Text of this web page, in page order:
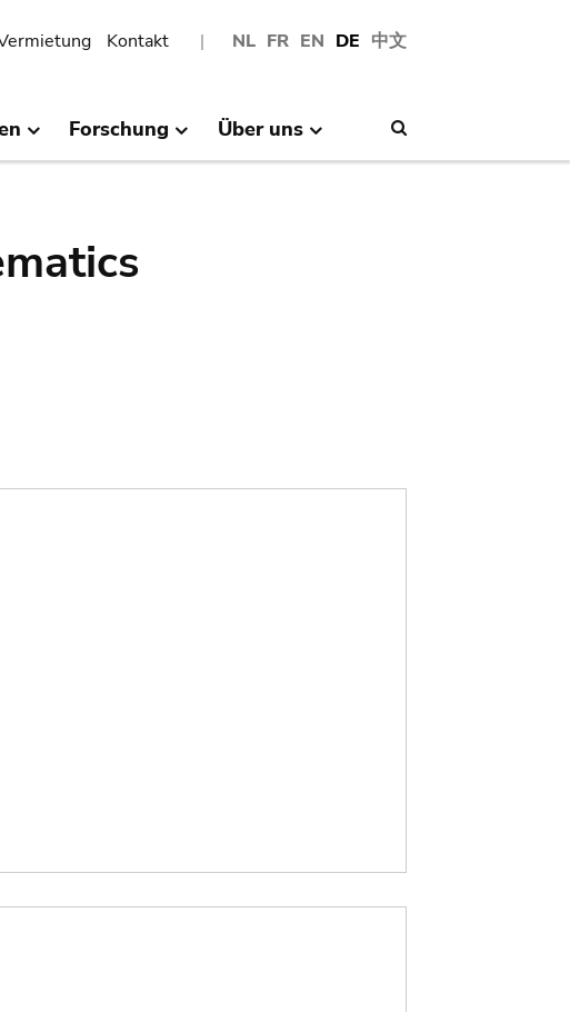
NL FR EN DE 中文
Kontakt
Forschung Über uns